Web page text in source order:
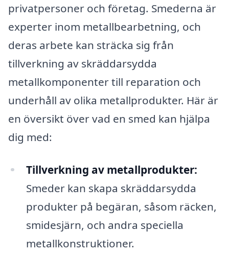
privatpersoner och företag. Smederna är
experter inom metallbearbetning, och
deras arbete kan sträcka sig från
tillverkning av skräddarsydda
metallkomponenter till reparation och
underhåll av olika metallprodukter. Här är
en översikt över vad en smed kan hjälpa
dig med:
Tillverkning av metallprodukter:
Smeder kan skapa skräddarsydda
produkter på begäran, såsom räcken,
smidesjärn, och andra speciella
metallkonstruktioner.